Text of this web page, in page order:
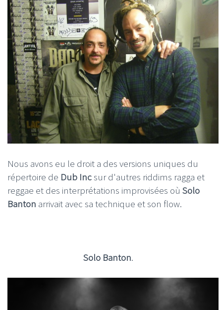
Nous avons eu le droit a des versions uniques du
répertoire de Dub Incsur d'autres riddims ragga et
reggae et des interprétations improvisées où Solo
Banton arrivait avec sa technique et son flow.
Solo Banton.